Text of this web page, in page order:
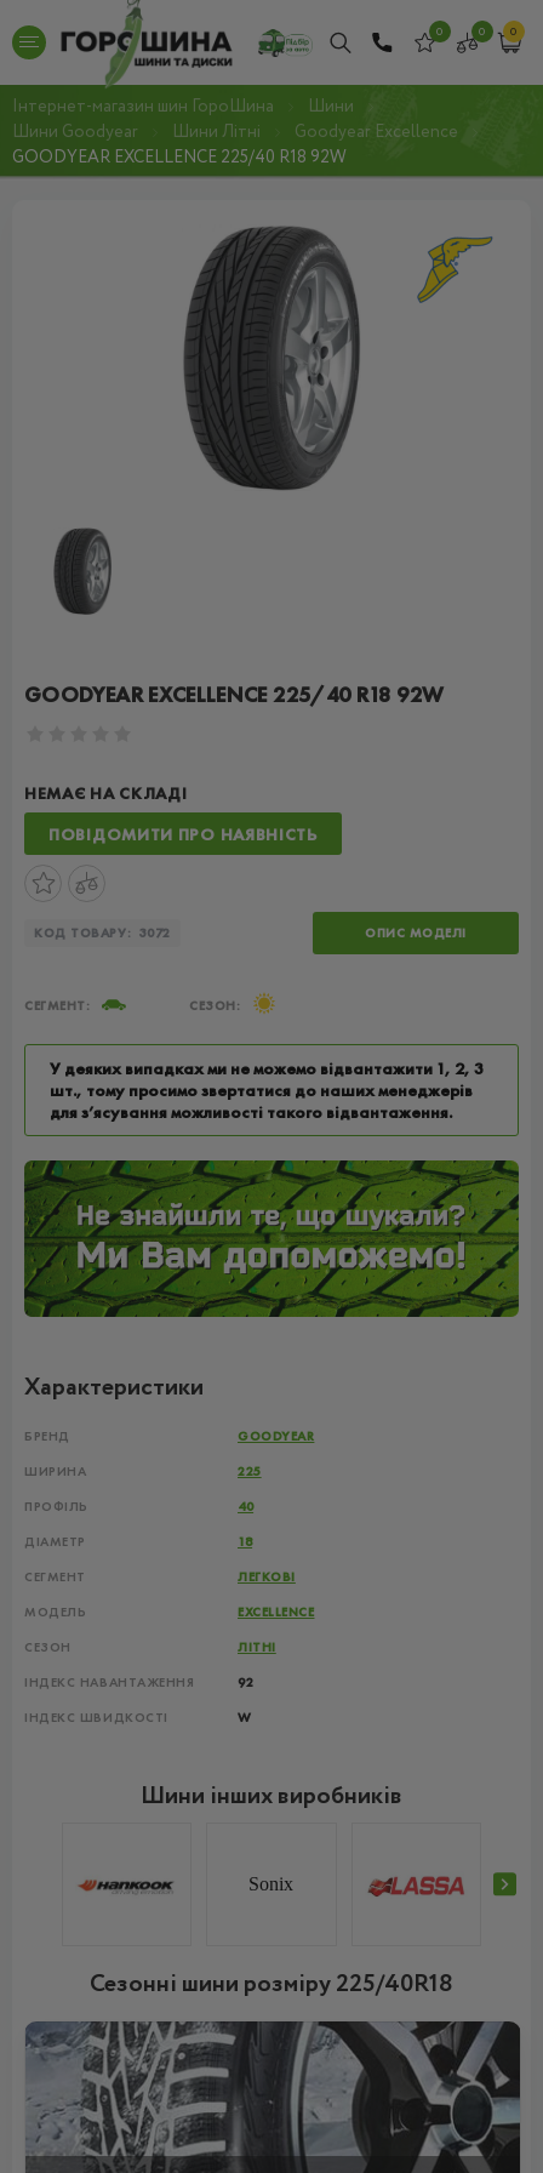
0 0 0
Інтернет-магазин шин ГороШина
Шини
Шини Goodyear
Шини Літні
Goodyear Excellence
GOODYEAR EXCELLENCE 225/40 R18 92W
GOODYEAR EXCELLENCE 225/40 R18 92W
НЕМАЄ НА СКЛАДІ
ПОВІДОМИТИ ПРО НАЯВНІСТЬ
КОД ТОВАРУ: 3072 ОПИС МОДЕЛІ
СЕГМЕНТ: СЕЗОН:
У деяких випадках ми не можемо відвантажити 1, 2, 3
шт., тому просимо звертатися до наших менеджерів
для з’ясування можливості такого відвантаження.
Характеристики
БРЕНД GOODYEAR
ШИРИНА 225
ПРОФІЛЬ 40
ДІАМЕТР 18
СЕГМЕНТ ЛЕГКОВІ
МОДЕЛЬ EXCELLENCE
СЕЗОН ЛІТНІ
ІНДЕКС НАВАНТАЖЕННЯ 92
ІНДЕКС ШВИДКОСТІ W
Шини інших виробників
Sonix
Сезонні шини розміру 225/40R18